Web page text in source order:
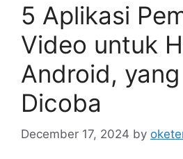
5 Aplikasi
Video untuk
Android,
Dicoba
December 17, 2024 by